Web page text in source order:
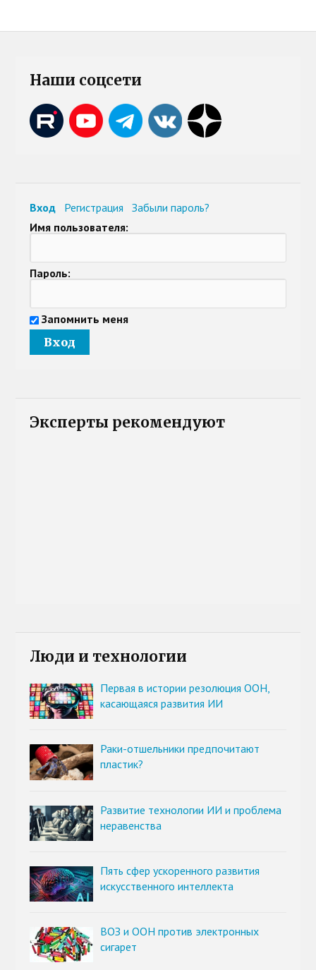
Наши соцсети
Вход Регистрация
Забыли пароль?
Имя пользователя:
Пароль:
Запомнить меня
Эксперты рекомендуют
Люди и технологии
Первая в истории резолюция ООН,
касающаяся развития ИИ
Раки-отшельники предпочитают
пластик?
Развитие технологии ИИ и проблема
неравенства
Пять сфер ускоренного развития
искусственного интеллекта
ВОЗ и ООН против электронных
сигарет